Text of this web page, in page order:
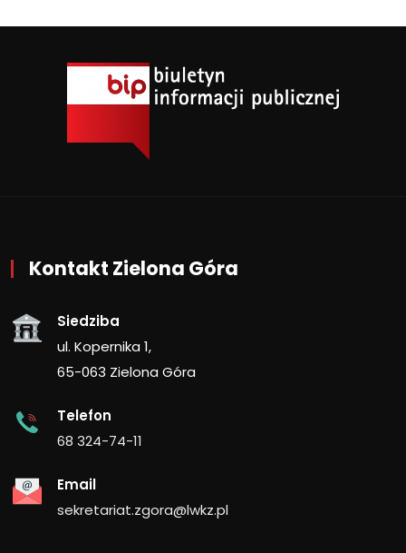
Kontakt Zielona Góra
Siedziba
ul. Kopernika 1,
65-063 Zielona Góra
Telefon
68 324-74-11
Email
sekretariat.zgora@lwkz.pl